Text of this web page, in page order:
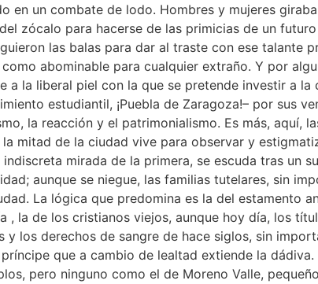
en un combate de lodo. Hombres y mujeres
zócalo para hacerse de las primicias de un
las balas para dar al traste con ese talante
abominable para cualquier extraño. Y por
a la liberal piel con la que se pretende investir a la
estudiantil, ¡Puebla de Zaragoza!– por sus
la reacción y el patrimonialismo. Es más, aquí,
mitad de la ciudad vive para observar y
mirada de la primera, se escuda tras un
aunque se niegue, las familias tutelares, sin
La lógica que predomina es la del estamento
, la de los cristianos viejos, aunque hoy día, los
y los derechos de sangre de hace siglos, sin
que a cambio de lealtad extiende la
pero ninguno como el de Moreno Valle,